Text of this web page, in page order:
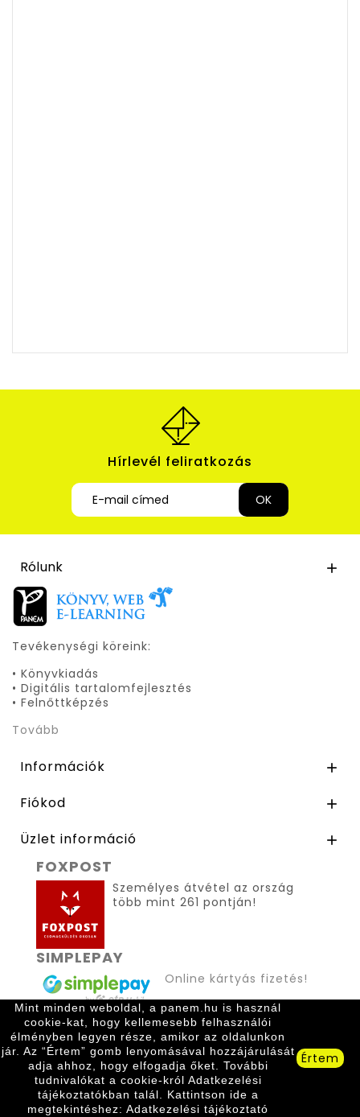
Hírlevél feliratkozás
Rólunk 
Tevékenységi köreink:
• Könyvkiadás
• Digitális tartalomfejlesztés
• Felnőttképzés
Tovább
Információk 
Fiókod 
Üzlet információ 
FOXPOST
Személyes átvétel az ország
több mint 261 pontján!
SIMPLEPAY
Online kártyás fizetés!
Mint minden weboldal, a panem.hu is használ
cookie-kat, hogy kellemesebb felhasználói
élményben legyen része, amikor az oldalunkon
jár. Az “Értem” gomb lenyomásával hozzájárulását
adja ahhoz, hogy elfogadja őket. További
tudnivalókat a cookie-król Adatkezelési
tájékoztatókban talál. Kattintson ide a
megtekintéshez: Adatkezelési tájékoztató
Értem
© 2026 Panem Kiadó. Minden jog fenntartva.